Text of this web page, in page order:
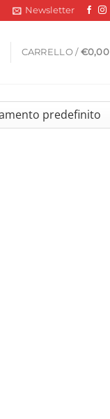
Newsletter
CARRELLO / €0,00